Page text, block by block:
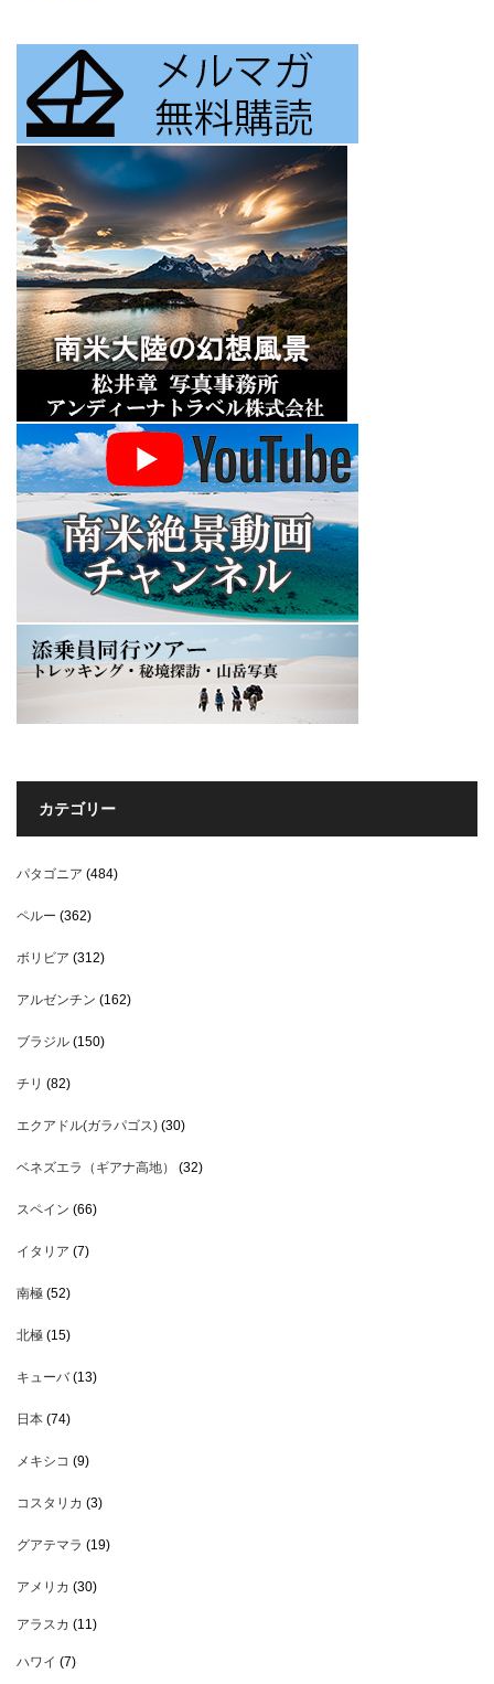
カテゴリー
パタゴニア (484)
ペルー (362)
ボリビア (312)
アルゼンチン (162)
ブラジル (150)
チリ (82)
エクアドル(ガラパゴス) (30)
ベネズエラ（ギアナ高地） (32)
スペイン (66)
イタリア (7)
南極 (52)
北極 (15)
キューバ(13)
日本 (74)
メキシコ (9)
コスタリカ (3)
グアテマラ (19)
アメリカ (30)
アラスカ (11)
ハワイ (7)